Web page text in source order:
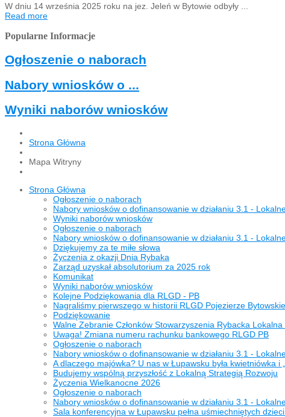
W dniu 14 września 2025 roku na jez. Jeleń w Bytowie odbyły ...
Read more
Popularne Informacje
Ogłoszenie o naborach
Nabory wniosków o ...
Wyniki naborów wniosków
Strona Główna
Mapa Witryny
Strona Główna
Ogłoszenie o naborach
Nabory wniosków o dofinansowanie w działaniu 3.1 -
Wyniki naborów wniosków
Ogłoszenie o naborach
Nabory wniosków o dofinansowanie w działaniu 3.1 -
Dziękujemy za te miłe słowa
Życzenia z okazji Dnia Rybaka
Zarząd uzyskał absolutorium za 2025 rok
Komunikat
Wyniki naborów wniosków
Kolejne Podziękowania dla RLGD - PB
Nagraliśmy pierwszego w historii RLGD Pojezierze
Podziękowanie
Walne Zebranie Członków Stowarzyszenia Rybacka
Uwaga! Zmiana numeru rachunku bankowego RLGD PB
Ogłoszenie o naborach
Nabory wniosków o dofinansowanie w działaniu 3.1 -
A dlaczego majówka? U nas w Łupawsku była kwietniówka i
Budujemy wspólną przyszłość z Lokalną Strategią Rozwoju
Życzenia Wielkanocne 2026
Ogłoszenie o naborach
Nabory wniosków o dofinansowanie w działaniu 3.1 -
Sala konferencyjna w Łupawsku pełna uśmiechniętych